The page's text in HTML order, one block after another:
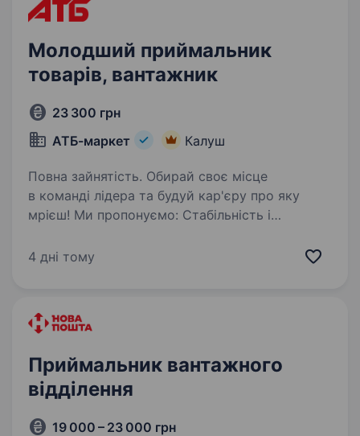
Молодший приймальник
товарів, вантажник
23 300 грн
АТБ-маркет
Калуш
Повна зайнятість. Обирай своє місце
в команді лідера та будуй кар'єру про яку
мрієш! Ми пропонуємо: Стабільність і
ти це відчуєш. Офіційне працевлаштування —
4 дні тому
Приймальник вантажного
відділення
19 000 – 23 000 грн